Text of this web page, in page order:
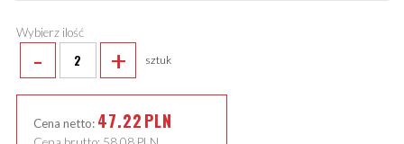
Wybierz ilość
- + sztuk
Cena netto: 47.22PLN